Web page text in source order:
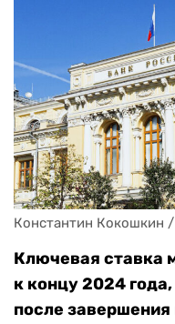
Константин Кокошкин
Ключевая ставка
к концу 2024
после